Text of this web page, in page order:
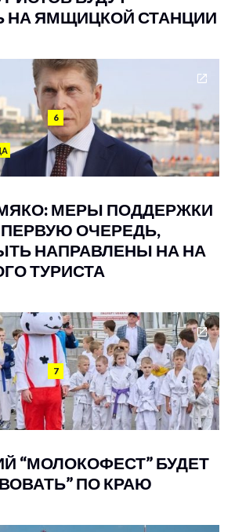
НА ЯМЩИЦКОЙ СТАНЦИИ
6
МЕРЫ ПОДДЕРЖКИ
ОЧЕРЕДЬ,
НАПРАВЛЕНЫ НА НА
ТУРИСТА
7
“МОЛОКОФЕСТ” БУДЕТ
ПО КРАЮ